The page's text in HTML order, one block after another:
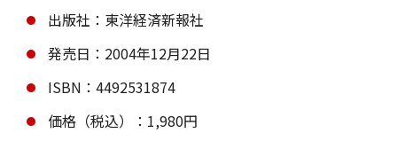
出版社：東洋経済新報社
発売日：2004年12月22日
ISBN：4492531874
価格（税込）：1,980円